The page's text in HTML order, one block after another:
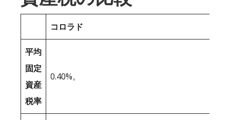
コロラド
平均
固定
資産
税率
0.40%。